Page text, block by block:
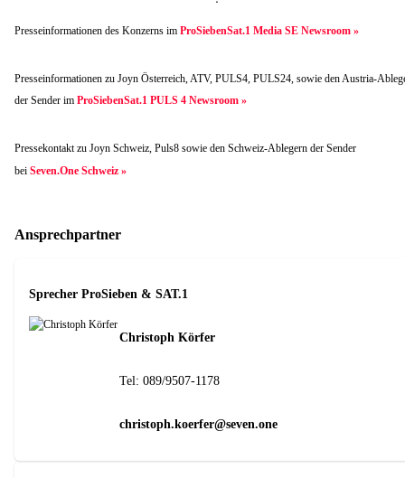
Presseinformationen des Konzerns im ProSiebenSat.1 Media SE Newsroom »
Presseinformationen zu Joyn Österreich, ATV, PULS4, PULS24, sowie den Austria-
der Sender im ProSiebenSat.1 PULS 4 Newsroom »
Pressekontakt zu Joyn Schweiz, Puls8 sowie den Schweiz-Ablegern der Sender
bei Seven.One Schweiz »
Ansprechpartner
Sprecher ProSieben & SAT.1
Christoph Körfer
Tel: 089/9507-1178
christoph.koerfer@seven.one